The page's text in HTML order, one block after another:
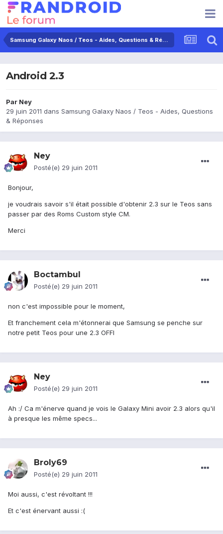
Samsung Galaxy Naos / Teos - Aides, Questions & Réponses
Android 2.3
Par Ney
29 juin 2011 dans Samsung Galaxy Naos / Teos - Aides, Questions
& Réponses
Ney
Posté(e) 29 juin 2011
Bonjour,
je voudrais savoir s'il était possible d'obtenir 2.3 sur le Teos sans
passer par des Roms Custom style CM.
Merci
Boctambul
Posté(e) 29 juin 2011
non c'est impossible pour le moment,
Et franchement cela m'étonnerai que Samsung se penche sur
notre petit Teos pour une 2.3 OFFI
Ney
Posté(e) 29 juin 2011
Ah :/ Ca m'énerve quand je vois le Galaxy Mini avoir 2.3 alors qu'il
à presque les même specs...
Broly69
Posté(e) 29 juin 2011
Moi aussi, c'est révoltant !!!
Et c'est énervant aussi :(